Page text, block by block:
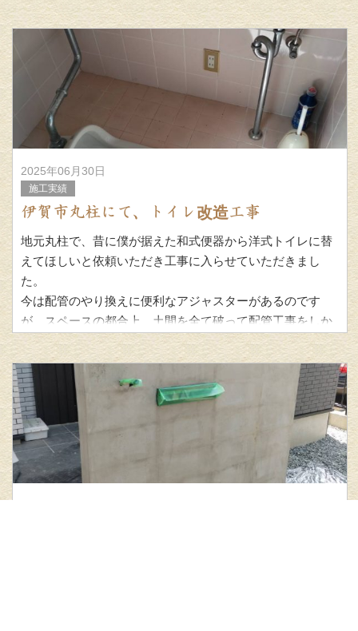
る色揃えです。
2025年06月30日
施工実績
伊賀市丸柱にて、トイレ改造工事
地元丸柱で、昔に僕が据えた和式便器から洋式トイレに替
えてほしいと依頼いただき工事に入らせていただきまし
た。
今は配管のやり換えに便利なアジャスターがあるのです
が、スペースの都合上、土間を全て破って配管工事をしか
えたほうが早く